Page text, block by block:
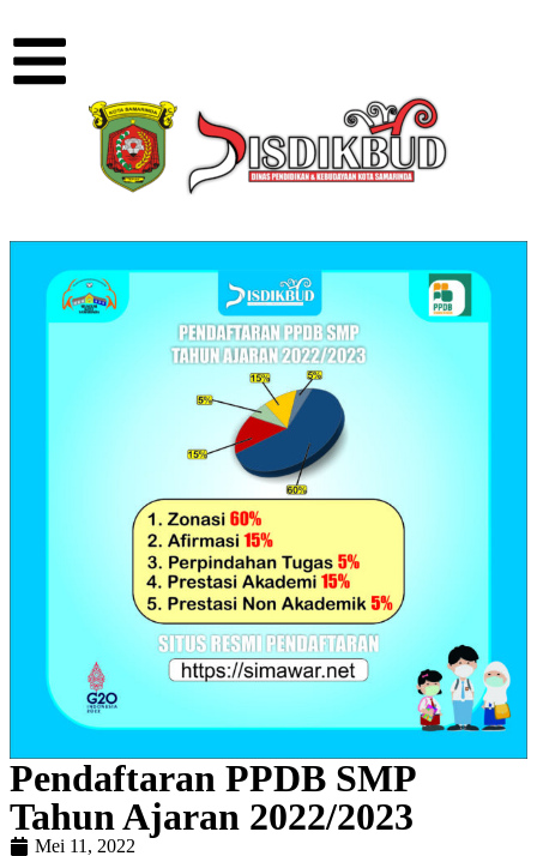
Pendaftaran PPDB SMP
Tahun Ajaran 2022/2023
Mei 11, 2022